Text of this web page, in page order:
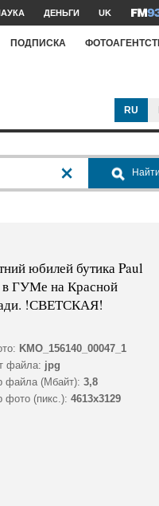
ДЕНЬГИ UK
ПОДПИСКА
RU
Найти
юбилей бутика Paul
в ГУМе на Красной
!СВЕТСКАЯ!
KMO_156140_00047_1
файла: jpg
файла (Мбайт): 3,8
фото (пикс.): 4613x3129